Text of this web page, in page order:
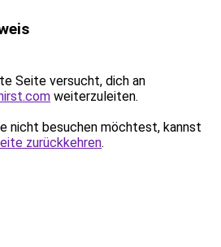
Seite versucht, dich an
weiterzuleiten.
nicht besuchen möchtest, kannst
zurückkehren.